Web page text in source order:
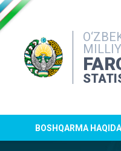
BOSHQARMA HAQIDA